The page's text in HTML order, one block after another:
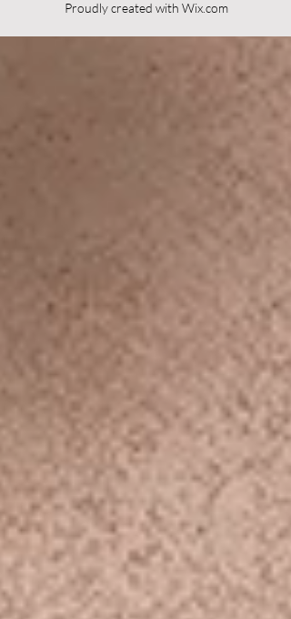
Proudly created with Wix.com